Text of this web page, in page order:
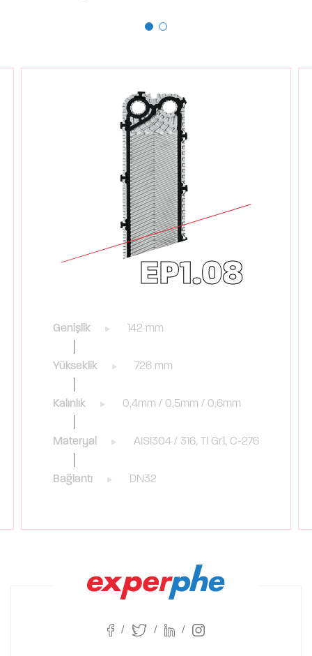
EP1.08
Genişlik 142 mm
Yükseklik 726 mm
Kalınlık 0,4mm / 0,5mm / 0,6mm
Materyal AISI304 / 316, TI Gr1, C-276
Bağlantı DN32